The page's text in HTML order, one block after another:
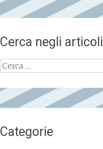
Cerca negli articoli
Ricerca
Categorie